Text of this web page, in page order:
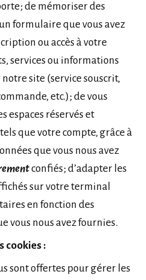
de mémoriser des
formulaire que vous avez
ou accès à votre
services ou informations
site (service souscrit,
etc.); de vous
espaces réservés et
que votre compte, grâce à
que vous nous avez
confiés; d’adapter les
sur votre terminal
en fonction des
vous nous avez fournies.
cookies :
sont offertes pour gérer les